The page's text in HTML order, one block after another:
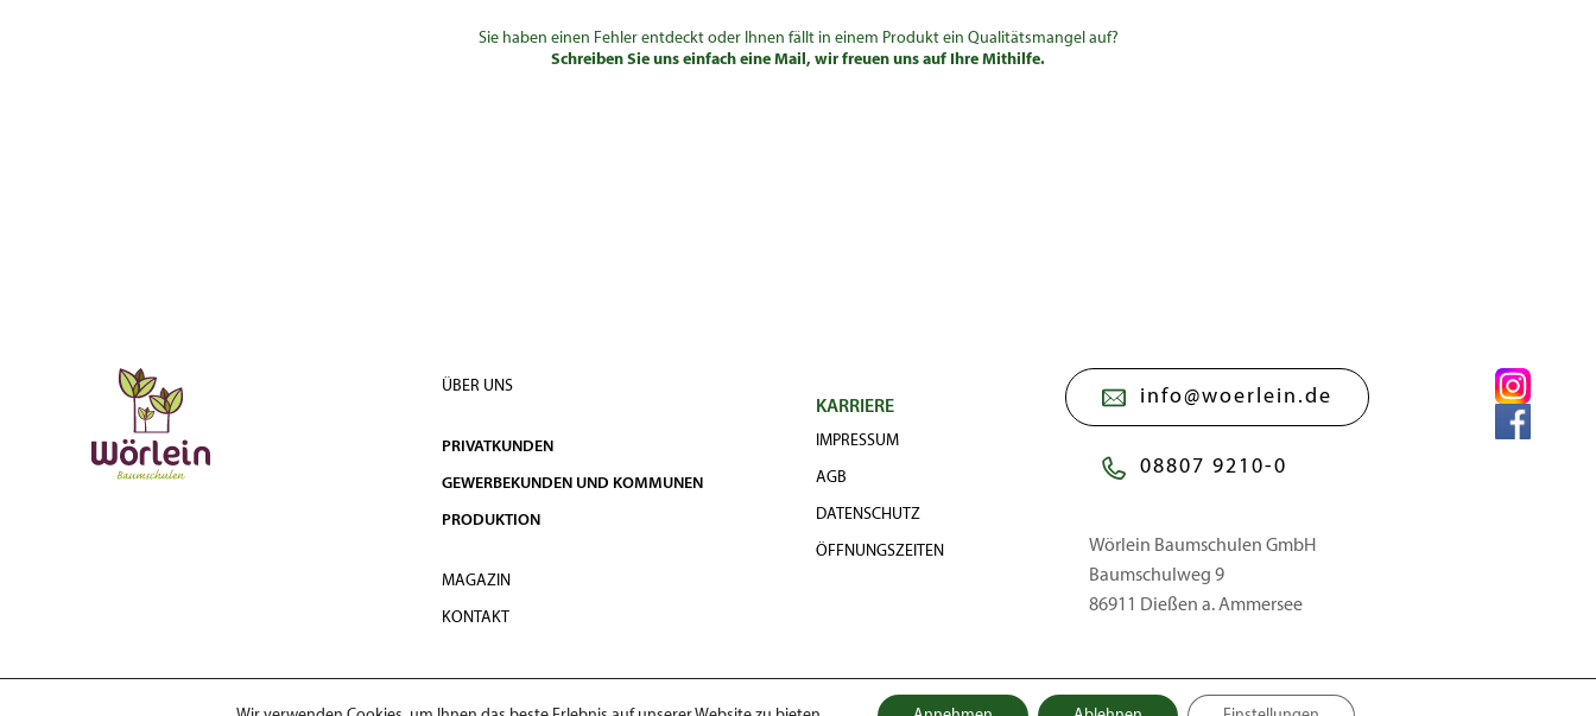
Sie haben einen Fehler entdeckt oder Ihnen fällt in einem Produkt ein Qualitätsmangel auf?
Schreiben Sie uns einfach eine Mail, wir freuen uns auf Ihre Mithilfe.
ÜBER UNS
PRIVATKUNDEN
GEWERBEKUNDEN UND KOMMUNEN
PRODUKTION
MAGAZIN
KONTAKT
KARRIERE
IMPRESSUM
AGB
DATENSCHUTZ
ÖFFNUNGSZEITEN
info@woerlein.de
08807 9210-0
Wörlein Baumschulen GmbH
Baumschulweg 9
86911 Dießen a. Ammersee